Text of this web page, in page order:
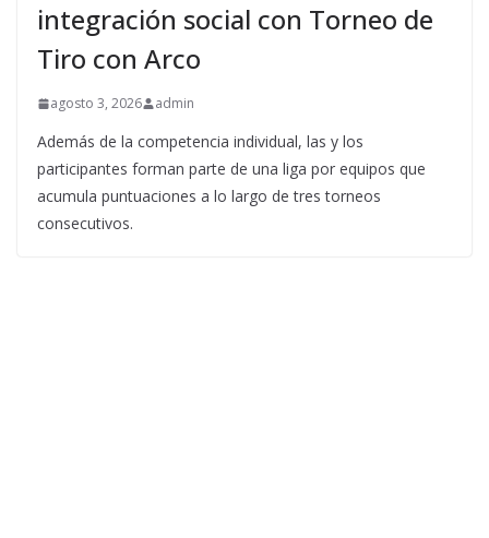
integración social con Torneo de
Tiro con Arco
agosto 3, 2026 admin
Además de la competencia individual, las y los
participantes forman parte de una liga por equipos que
acumula puntuaciones a lo largo de tres torneos
consecutivos.